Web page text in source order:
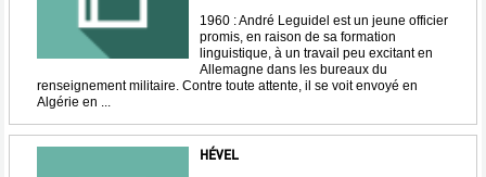
1960 : André Leguidel est un jeune officier
promis, en raison de sa formation
linguistique, à un travail peu excitant en
Allemagne dans les bureaux du
renseignement militaire. Contre toute attente, il se voit envoyé en
Algérie en ...
HÉVEL